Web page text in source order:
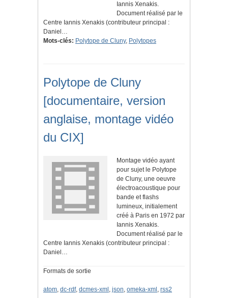
Iannis Xenakis.
Document réalisé par le
Centre Iannis Xenakis (contributeur principal :
Daniel…
Mots-clés: Polytope de Cluny, Polytopes
Polytope de Cluny
[documentaire, version
anglaise, montage vidéo
du CIX]
Montage vidéo ayant
pour sujet le Polytope
de Cluny, une oeuvre
électroacoustique pour
bande et flashs
lumineux, initialement
créé à Paris en 1972 par
Iannis Xenakis.
Document réalisé par le
Centre Iannis Xenakis (contributeur principal :
Daniel…
Formats de sortie
atom, dc-rdf, dcmes-xml , json, omeka-xml , rss2